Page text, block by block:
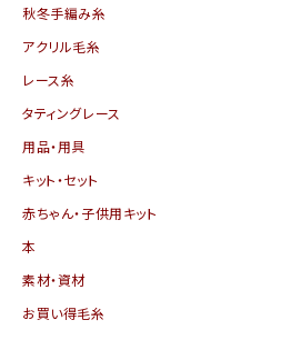
秋冬手編み糸
アクリル毛糸
レース糸
タティングレース
用品・用具
キット・セット
赤ちゃん・子供用キット
本
素材・資材
お買い得毛糸